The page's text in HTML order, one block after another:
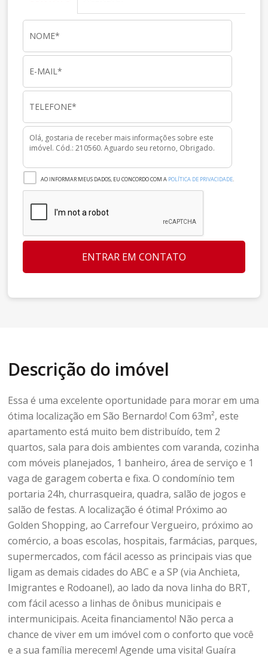
AO INFORMAR MEUS DADOS, EU CONCORDO COM A POLÍTICA DE PRIVACIDADE.
ENTRAR EM CONTATO
Descrição do imóvel
Essa é uma excelente oportunidade para morar em uma
ótima localização em São Bernardo! Com 63m², este
apartamento está muito bem distribuído, tem 2
quartos, sala para dois ambientes com varanda, cozinha
com móveis planejados, 1 banheiro, área de serviço e 1
vaga de garagem coberta e fixa. O condomínio tem
portaria 24h, churrasqueira, quadra, salão de jogos e
salão de festas. A localização é ótima! Próximo ao
Golden Shopping, ao Carrefour Vergueiro, próximo ao
comércio, a boas escolas, hospitais, farmácias, parques,
supermercados, com fácil acesso as principais vias que
ligam as demais cidades do ABC e a SP (via Anchieta,
Imigrantes e Rodoanel), ao lado da nova linha do BRT,
com fácil acesso a linhas de ônibus municipais e
intermunicipais. Aceita financiamento! Não perca a
chance de viver em um imóvel com o conforto que você
e a sua família merecem! Agende uma visita! Guaíra